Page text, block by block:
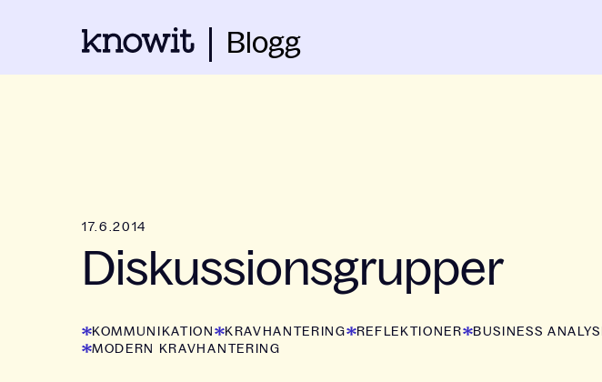
Blogg
17.6.2014
Diskussionsgrupper
KOMMUNIKATION KRAVHANTERING REFLEKTIONER BUSINESS
MODERN KRAVHANTERING